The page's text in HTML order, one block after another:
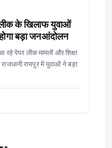
लीक के खिलाफ युवाओं
बड़ा जनआंदोलन
रहे पेपर लीक मामलों और शिक्षा
रायपुर में युवाओं ने बड़ा